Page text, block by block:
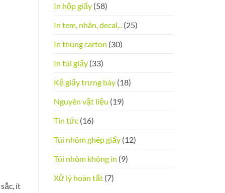
ít
In hộp giấy (58)
In tem, nhãn, decal,..
(25)
In thùng carton (30)
In túi giấy (33)
Kệ giấy trưng bày (18)
Nguyên vật liệu (19)
Tin tức (16)
Túi nhôm ghép giấy (12)
Túi nhôm không in (9)
Xử lý hoàn tất (7)